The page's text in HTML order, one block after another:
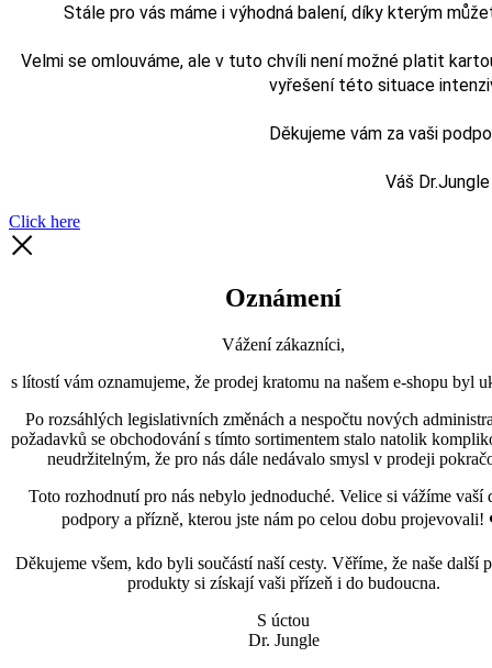
Stále pro vás máme i výhodná balení, díky kterým
Velmi se omlouváme, ale v tuto chvíli není možné platit
vyřešení této situace
Děkujeme vám za vaši
Váš
Click here
Oznámení
Vážení zákazníci,
s lítostí vám oznamujeme, že prodej kratomu na našem e-shopu byl
Po rozsáhlých legislativních změnách a nespočtu nových
požadavků se obchodování s tímto sortimentem stalo natolik
neudržitelným, že pro nás dále nedávalo smysl v prodeji
Toto rozhodnutí pro nás nebylo jednoduché. Velice si vážíme vaší
podpory a přízně, kterou jste nám po celou dobu
Děkujeme všem, kdo byli součástí naší cesty. Věříme, že naše další
produkty si získají vaši přízeň i do budoucna.
S úctou
Dr. Jungle